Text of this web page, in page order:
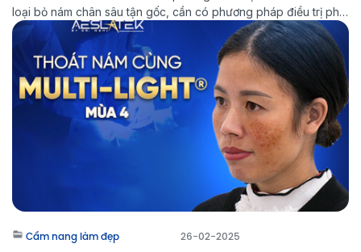
loại bỏ nám chân sâu tận gốc, cần có phương pháp điều trị phù
hợp và kiên trì trong quá trình chăm sóc da. Multi Light […]
Cẩm nang làm đẹp 26-02-2025